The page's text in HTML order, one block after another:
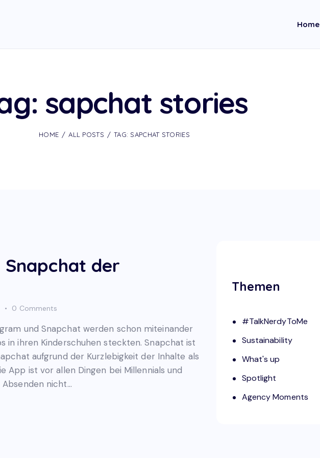
Home
sapchat stories
HOME ALL POSTS TAG: SAPCHAT STORIES
der
0 Comments
und Snapchat werden schon miteinander
in ihren Kinderschuhen steckten. Snapchat ist
aufgrund der Kurzlebigkeit der Inhalte als
App ist vor allen Dingen bei Millennials und
nicht…
Themen
#TalkNerdyToMe
Sustainability
What's up
Spotlight
Agency Moments